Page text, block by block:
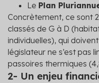
Le Plan
Concrètement, ce sont
classés de G à D
individuelles), qui
législateur ne s’est pas
passoires thermiques
2- Un enjeu